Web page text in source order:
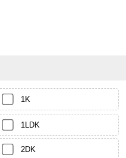
1K
1LDK
2DK